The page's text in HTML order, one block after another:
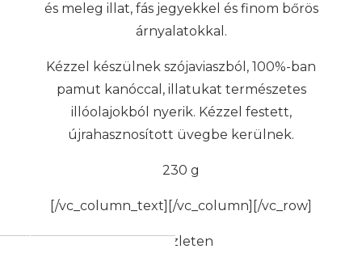
és meleg illat, fás jegyekkel és finom bőrös
árnyalatokkal.
Kézzel készülnek szójaviaszból, 100%-ban
pamut kanóccal, illatukat természetes
illóolajokból nyerik. Kézzel festett,
újrahasznosított üvegbe kerülnek.
230 g
[/vc_column_text][/vc_column][/vc_row]
Készleten